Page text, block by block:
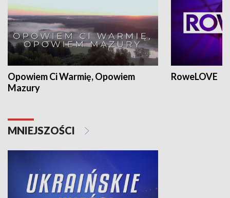
Opowiem Ci Warmię, Opowiem
Mazury
RoweLOVE
MNIEJSZOŚCI